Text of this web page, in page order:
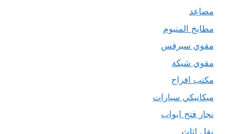
مصاعد
مطابخ المنيوم
مقوي سيرفس
مقوي شبكة
مكتب افراح
ميكانيكي سيارات
نجار فتح ابواب
نقل اثاث